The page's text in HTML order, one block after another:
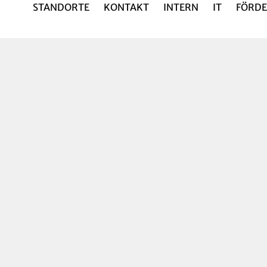
STANDORTE KONTAKT INTERN IT